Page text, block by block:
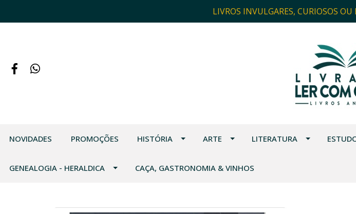
LIVROS INVULGARES, CURIOSOS
NOVIDADES PROMOÇÕES HISTÓRIA ARTE LITERATURA
GENEALOGIA - HERALDICA CAÇA, GASTRONOMIA & VINHOS